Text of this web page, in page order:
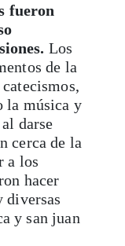
fueron
Los
de la
la música y
darse
cerca de la
a los
hacer
diversas
y san juan